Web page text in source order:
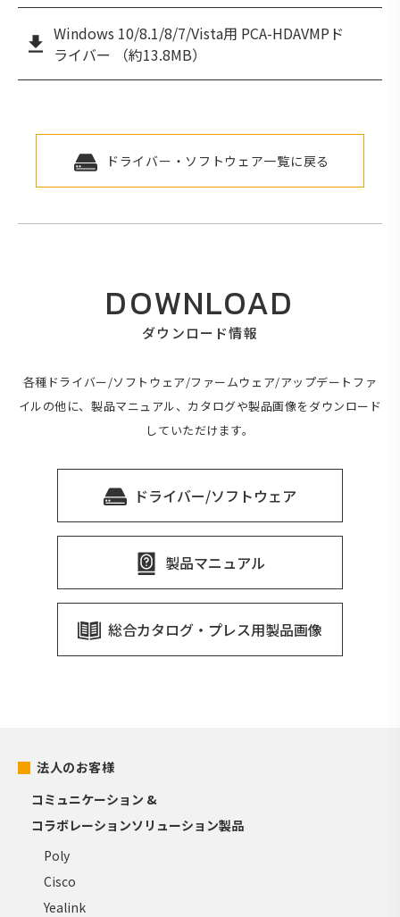
Windows 10/8.1/8/7/Vista用 PCA-HDAVMPド
ライバー （約13.8MB）
ドライバー・ソフトウェア一覧に戻る
DOWNLOAD
ダウンロード情報
各種ドライバー/ソフトウェア/ファームウェア/アップデートファ
イルの他に、製品マニュアル、カタログや製品画像をダウンロード
していただけます。
ドライバー/ソフトウェア
製品マニュアル
総合カタログ・プレス用製品画像
法人のお客様
コミュニケーション &
コラボレーションソリューション製品
Poly
Cisco
Yealink